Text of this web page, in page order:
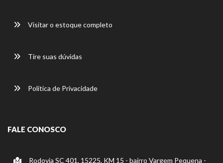
Visitar o estoque completo
Tire suas dúvidas
Política de Privacidade
FALE CONOSCO
Rodovia SC 401, 15225, KM 15 - bairro Vargem Pequena -